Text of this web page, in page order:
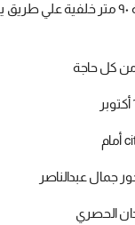
📍و دايركت بواجهة ٩٠ متر
كل حاجة
جمال عبدالناصر
الحصري